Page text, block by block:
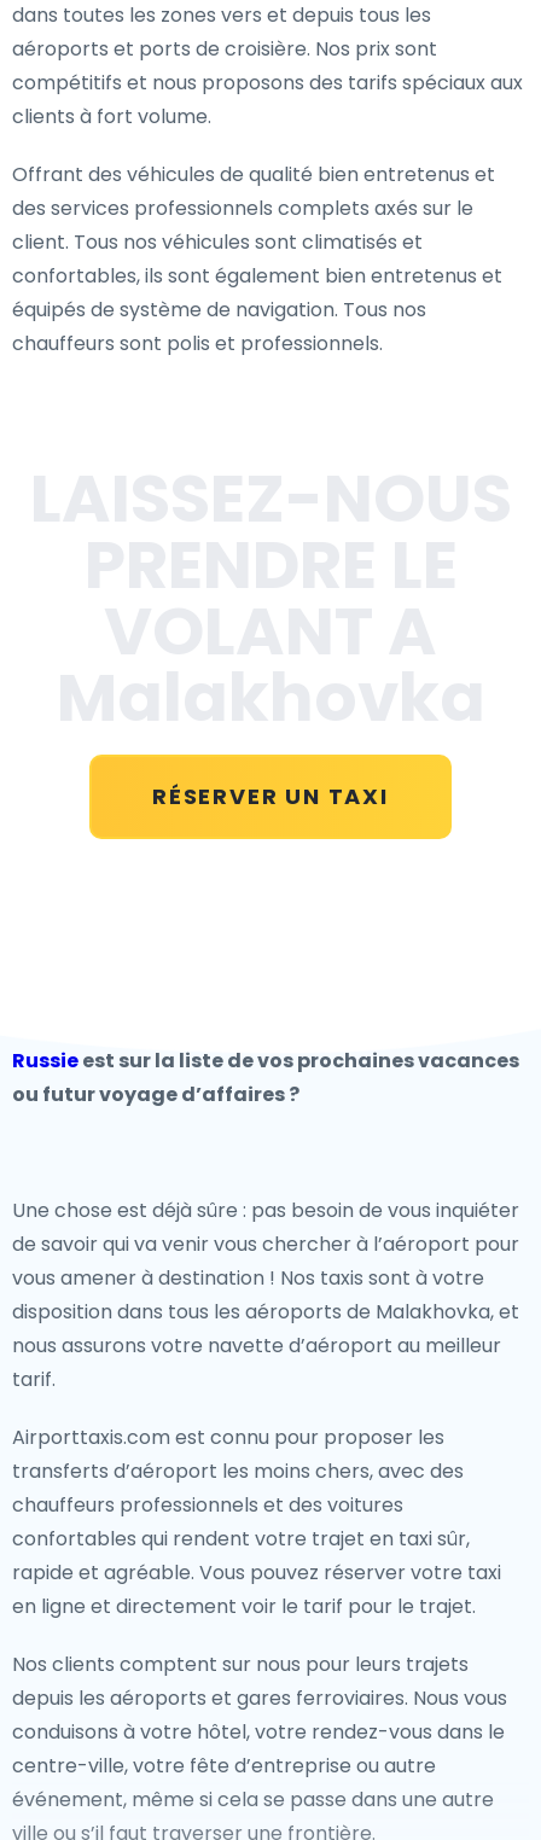
dans toutes les zones vers et depuis tous les
aéroports et ports de croisière. Nos prix sont
compétitifs et nous proposons des tarifs spéciaux aux
clients à fort volume.
Offrant des véhicules de qualité bien entretenus et
des services professionnels complets axés sur le
client. Tous nos véhicules sont climatisés et
confortables, ils sont également bien entretenus et
équipés de système de navigation. Tous nos
chauffeurs sont polis et professionnels.
RÉSERVER UN TAXI
Russieest sur la liste de vos prochaines vacances
ou futur voyage d’affaires ?
Une chose est déjà sûre : pas besoin de vous inquiéter
de savoir qui va venir vous chercher à l’aéroport pour
vous amener à destination ! Nos taxis sont à votre
disposition dans tous les aéroports de Malakhovka, et
nous assurons votre navette d’aéroport au meilleur
tarif.
Airporttaxis.com est connu pour proposer les
transferts d’aéroport les moins chers, avec des
chauffeurs professionnels et des voitures
confortables qui rendent votre trajet en taxi sûr,
rapide et agréable. Vous pouvez réserver votre taxi
en ligne et directement voir le tarif pour le trajet.
Nos clients comptent sur nous pour leurs trajets
depuis les aéroports et gares ferroviaires. Nous vous
conduisons à votre hôtel, votre rendez-vous dans le
centre-ville, votre fête d’entreprise ou autre
événement, même si cela se passe dans une autre
ville ou s’il faut traverser une frontière.